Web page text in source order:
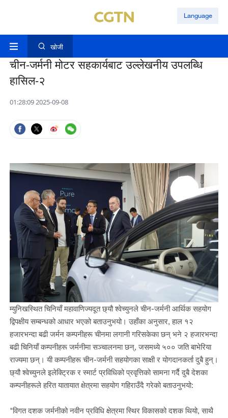
Language
खोजी
चीन-जर्मनी मोटर सहकार्यबाट उल्लेखनीय उपलब्धि
हासिल-२
01:28:09 2025-09-08
म्युनिखस्थित चिनियाँ महावाणिज्यदूत छ्यौ श्वेच्युनले चीन-जर्मनी आर्थिक सहयोग
द्विपक्षीय सम्बन्धको आधार भएको बताउनुभयो। उहाँका अनुसार, हाल १२
हजारभन्दा बढी जर्मन कम्पनीहरू चीनमा लगानी गरिसकेका छन् भने २ हजारभन्दा
बढी चिनियाँ कम्पनीहरू जर्मनीमा सञ्चालनमा छन्, जसमध्ये ५०० जति बाभेरिया
राज्यमा छन्। यी कम्पनीहरू चीन-जर्मनी सहयोगका साक्षी र योगदानकर्ता दुबै हुन्।
छ्यौ श्वेच्युनले इलेक्ट्रिक र स्मार्ट प्रविधिको प्रवृत्तिको सामना गर्दै दुबै देशका
कम्पनीहरूले हरित यातायात क्षेत्रमा सहयोग गहिराउँदै गरेको बताउनुभयो:
"विगत दशक जर्मनीको नवीन प्रविधि क्षेत्रमा स्थिर विकासको दशक थियो, साथै